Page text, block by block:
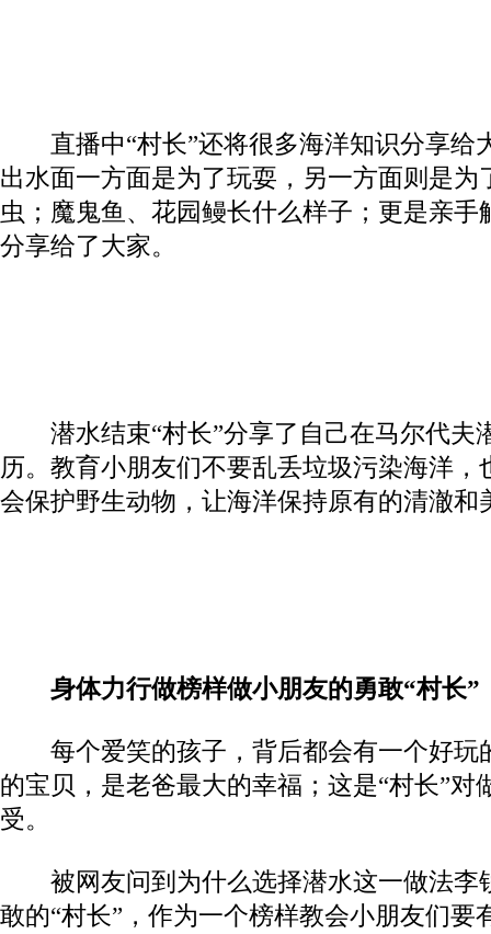
直播中“村长”还将很多海洋知识分享给
出水面一方面是为了玩耍，另一方面则是为
虫；魔鬼鱼、花园鳗长什么样子；更是亲手
分享给了大家。
潜水结束“村长”分享了自己在马尔代夫
历。教育小朋友们不要乱丢垃圾污染海洋，
会保护野生动物，让海洋保持原有的清澈和
身体力行做榜样做小朋友的勇敢“村长”
每个爱笑的孩子，背后都会有一个好玩
的宝贝，是老爸最大的幸福；这是“村长”对
受。
被网友问到为什么选择潜水这一做法李
敢的“村长”，作为一个榜样教会小朋友们要